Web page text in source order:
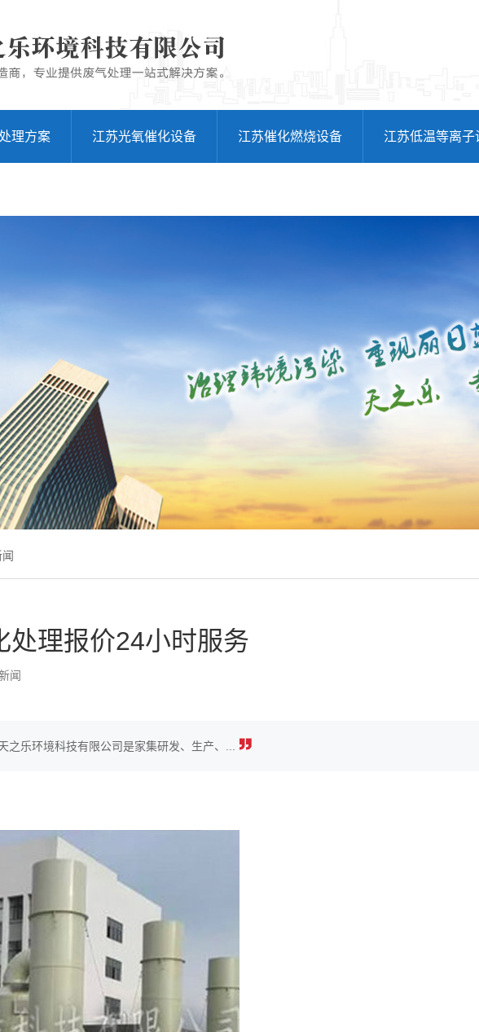
理方案 江苏光氧催化设备 江苏催化燃烧设备 江苏低温等离子
处理报价24小时服务
闻
乐环境科技有限公司是家集研发、生产、...